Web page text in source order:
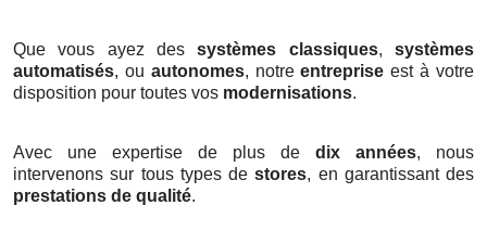
Que vous ayez dessystèmes classiques,systèmes
automatisés, ou autonomes, notreentreprise est à votre
disposition pour toutes vos modernisations.
Avec une expertise de plus de dix années, nous
intervenons sur tous types destores, en garantissant des
prestations de qualité.